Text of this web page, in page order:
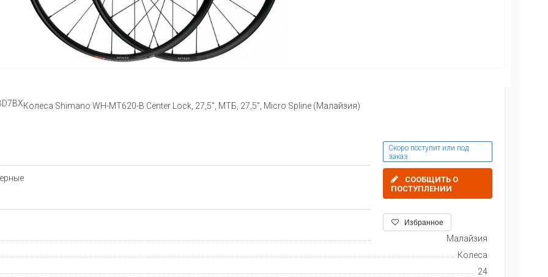
Колеса Shimano WH-MT620-B Center Lock, 27,5'', МТБ, 27,5", Micro Spline (Малайзия)
Скоро поступит или под
заказ
СООБЩИТЬ О
ПОСТУПЛЕНИИ
Избранное
Малайзия
Колеса
24